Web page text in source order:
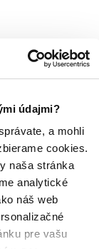
údajmi?
a mohli
cookies.
naša stránka
analytické
náš web
pre vašu